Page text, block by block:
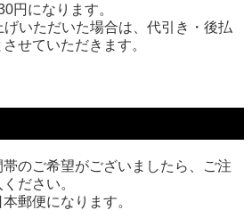
円になります。
げいただいた場合は、代引き・後払
させていただきます。
のご希望がございましたら、ご注
ださい。
郵便になります。